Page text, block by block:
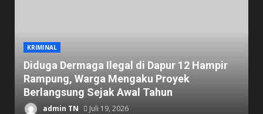
KRIMINAL
Diduga Dermaga Ilegal di Dapur 12 Hampir
Rampung, Warga Mengaku Proyek
Berlangsung Sejak Awal Tahun
admin TN Juli 19, 2026